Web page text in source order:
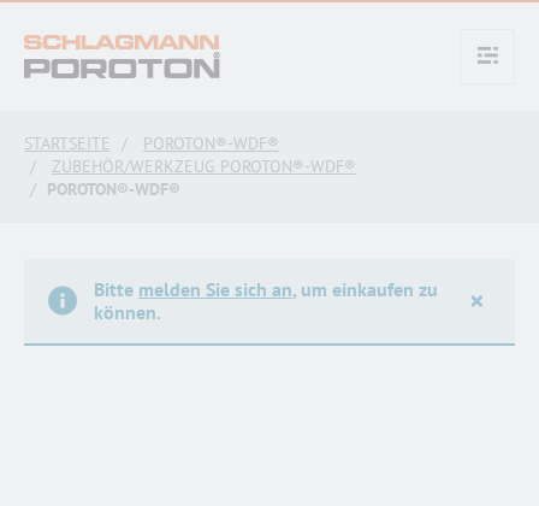
text.skipToContent
text.skipToNavigation
STARTSEITE
POROTON®-WDF®
ZUBEHÖR/WERKZEUG POROTON®-WDF®
POROTON®-WDF®
Bitte melden Sie sich an, um einkaufen zu
können.
×